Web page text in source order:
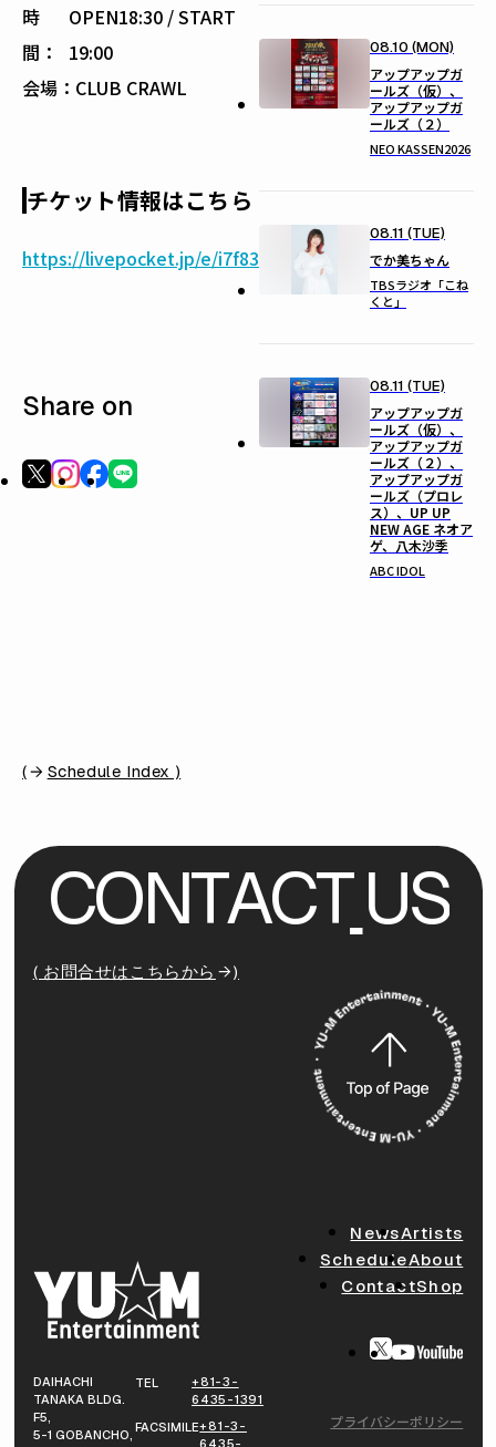
時
間：
OPEN18:30 / START
19:00
会場： CLUB CRAWL
チケット情報はこちら
https://livepocket.jp/e/i7f83
Share on
08.10 (MON)
アップアップガ
ールズ（仮）、
アップアップガ
ールズ（２）
NEO KASSEN2026
08.11 (TUE)
でか美ちゃん
TBSラジオ「こね
くと」
08.11 (TUE)
アップアップガ
ールズ（仮）、
アップアップガ
ールズ（２）、
アップアップガ
ールズ（プロレ
ス）、UP UP
NEW AGE ネオア
ゲ、八木沙季
ABC IDOL
( Schedule Index )
CONTACT US
( お問合せはこちらから )
DAIHACHI
TANAKA BLDG.
F5,
5-1 GOBANCHO,
TEL
+81-3-
6435-1391
FACSIMILE+81-3-
NewsArtists
ScheduleAbout
ContactShop
プライバシーポリシー